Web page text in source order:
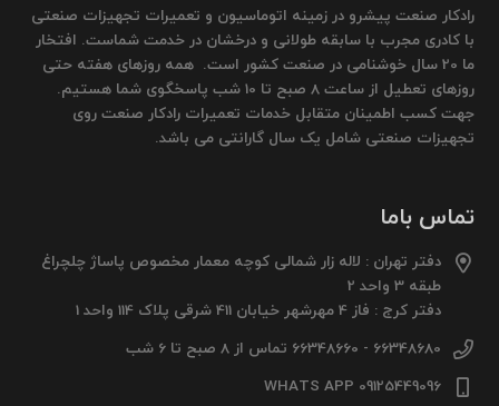
رادکار صنعت پیشرو در زمینه اتوماسیون و تعمیرات تجهیزات صنعتی
با کادری مجرب با سابقه طولانی و درخشان در خدمت شماست. افتخار
ما 20 سال خوشنامی در صنعت کشور است. همه روزهای هفته حتی
روزهای تعطیل از ساعت 8 صبح تا 10 شب پاسخگوی شما هستیم.
جهت کسب اطمینان متقابل خدمات تعمیرات رادکار صنعت روی
تجهیزات صنعتی شامل یک سال گارانتی می باشد.
تماس باما
دفتر تهران : لاله زار شمالی کوچه معمار مخصوص پاساژ چلچراغ
طبقه 3 واحد 2
دفتر کرج : فاز 4 مهرشهر خیابان 411 شرقی پلاک 114 واحد 1
66348680 - 66348660 تماس از 8 صبح تا 6 شب
09125449096 WHATS APP